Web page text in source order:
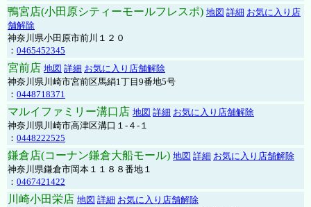
鴨宮店(小田原シティーモールフレスポ) 地図 詳細 お気に入り店
舗解除
神奈川県小田原市前川１２０
： 0465452345
宮前店 地図 詳細 お気に入り店舗解除
神奈川県川崎市宮前区馬絹1丁目9番地5号
： 0448718371
マルイファミリー溝口店 地図 詳細 お気に入り店舗解除
神奈川県川崎市高津区溝口１-４-１
： 0448222525
鎌倉店(コーナン鎌倉大船モール) 地図 詳細 お気に入り店舗解除
神奈川県鎌倉市岡本１１８８番地１
： 0467421422
川崎小田栄店 地図 詳細 お気に入り店舗解除